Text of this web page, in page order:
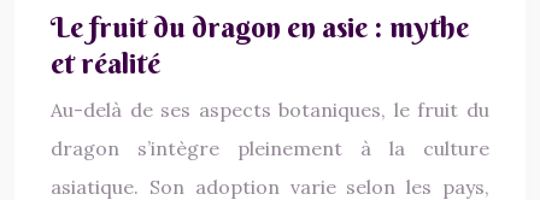
Le fruit du dragon en asie : mythe
et réalité
Au-delà de ses aspects botaniques, le fruit du
dragon s’intègre pleinement à la culture
asiatique. Son adoption varie selon les pays,